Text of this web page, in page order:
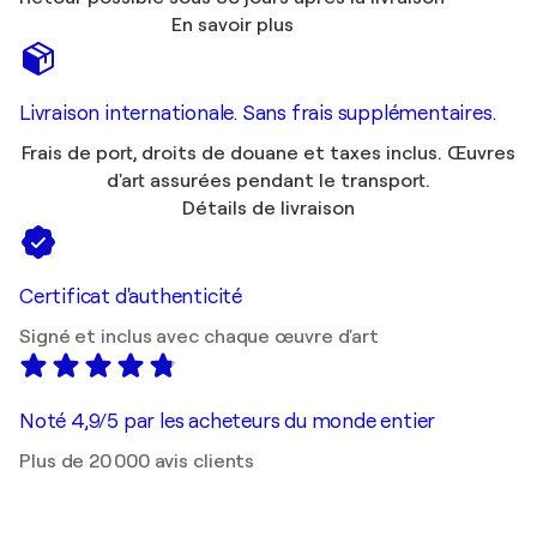
En savoir plus
Livraison internationale. Sans frais supplémentaires.
Frais de port, droits de douane et taxes inclus. Œuvres
d'art assurées pendant le transport.
Détails de livraison
Certificat d'authenticité
Signé et inclus avec chaque œuvre d'art
Noté 4,9/5 par les acheteurs du monde entier
Plus de 20 000 avis clients